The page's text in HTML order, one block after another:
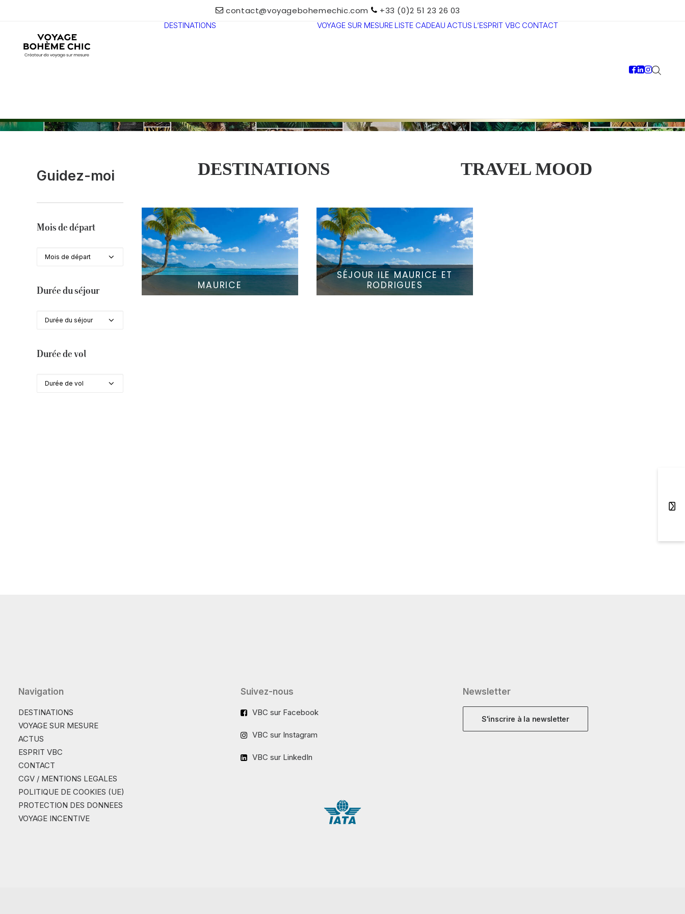
contact@voyagebohemechic.com +33 (0)2 51 23 26 03
DESTINATIONS VOYAGE SUR MESURE LISTE CADEAU ACTUS L’ESPRIT VBC CONTACT
Guidez-moi
Mois de départ
Mois de départ
Durée du séjour
Durée du séjour
Durée de vol
Durée de vol
DESTINATIONS TRAVEL MOOD
MAURICE
SÉJOUR ILE MAURICE ET
RODRIGUES
Navigation
DESTINATIONS
VOYAGE SUR MESURE
ACTUS
ESPRIT VBC
CONTACT
CGV / MENTIONS LEGALES
POLITIQUE DE COOKIES (UE)
PROTECTION DES DONNEES
VOYAGE INCENTIVE
Suivez-nous
VBC sur Facebook
VBC sur Instagram
VBC sur LinkedIn
Newsletter
S'inscrire à la newsletter